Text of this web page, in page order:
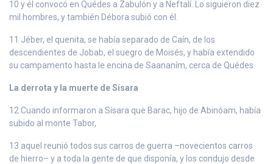
10 y él convocó en Quédes a Zabulón y a Neftalí. Lo siguieron diez
mil hombres, y también Débora subió con él.
11 Jéber, el quenita, se había separado de Caín, de los
descendientes de Jobab, el suegro de Moisés, y había extendido
su campamento hasta le encina de Saananím, cerca de Quédes.
La derrota y la muerte de Sísara
12 Cuando informaron a Sísara que Barac, hijo de Abinóam, había
subido al monte Tabor,
13 aquel reunió todos sus carros de guerra –novecientos carros
de hierro– y a toda la gente de que disponía, y los condujo desde